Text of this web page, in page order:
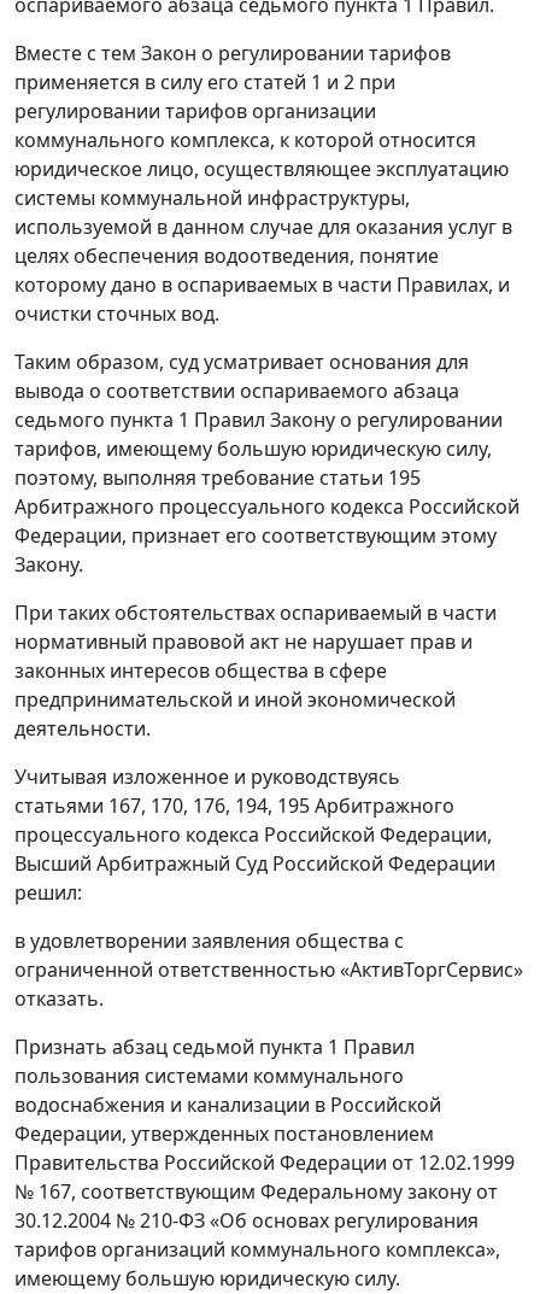
Вместе с тем Закон о регулировании тарифов
применяется в силу его статей 1 и 2 при
регулировании тарифов организации
коммунального комплекса, к которой относится
юридическое лицо, осуществляющее эксплуатацию
системы коммунальной инфраструктуры,
используемой в данном случае для оказания услуг в
целях обеспечения водоотведения, понятие
которому дано в оспариваемых в части Правилах, и
очистки сточных вод.
Таким образом, суд усматривает основания для
вывода о соответствии оспариваемого абзаца
седьмого пункта 1 Правил Закону о регулировании
тарифов, имеющему большую юридическую силу,
поэтому, выполняя требование статьи 195
Арбитражного процессуального кодекса Российской
Федерации, признает его соответствующим этому
Закону.
При таких обстоятельствах оспариваемый в части
нормативный правовой акт не нарушает прав и
законных интересов общества в сфере
предпринимательской и иной экономической
деятельности.
Учитывая изложенное и руководствуясь
статьями 167, 170, 176, 194, 195 Арбитражного
процессуального кодекса Российской Федерации,
Высший Арбитражный Суд Российской Федерации
решил:
в удовлетворении заявления общества с
ограниченной ответственностью «АктивТоргСервис»
отказать.
Признать абзац седьмой пункта 1 Правил
пользования системами коммунального
водоснабжения и канализации в Российской
Федерации, утвержденных постановлением
Правительства Российской Федерации от 12.02.1999
№ 167, соответствующим Федеральному закону от
30.12.2004 № 210-ФЗ «Об основах регулирования
тарифов организаций коммунального комплекса»,
имеющему большую юридическую силу.